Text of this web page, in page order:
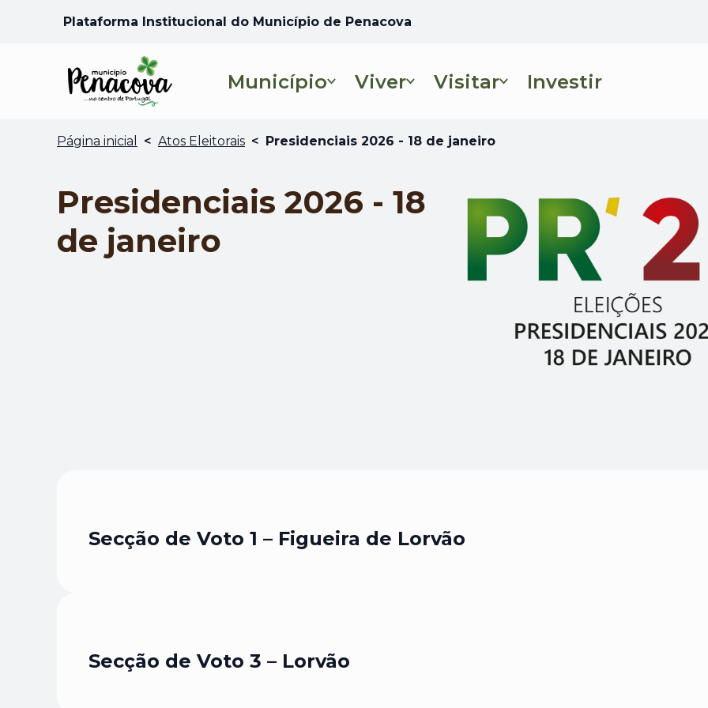
Plataforma Institucional do Município de Penacova
Município Viver Visitar Investir
Abre num novo
Página inicial < Atos Eleitorais < Presidenciais 2026 - 18 de janeiro
Presidenciais 2026 - 18
de janeiro
Secção de Voto 1 – Figueira de Lorvão
Secção de Voto 3 – Lorvão